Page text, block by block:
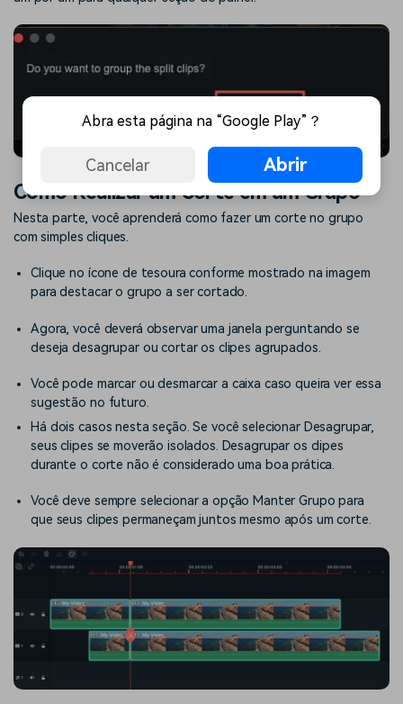
Como Realizar um Corte em um Grupo
Nesta parte, você aprenderá como fazer um corte no grupo
com simples cliques.
Clique no ícone de tesoura conforme mostrado na imagem
para destacar o grupo a ser cortado.
Agora, você deverá observar uma janela perguntando se
deseja desagrupar ou cortar os clipes agrupados.
Você pode marcar ou desmarcar a caixa caso queira ver essa
sugestão no futuro.
Há dois casos nesta seção. Se você selecionar Desagrupar,
seus clipes se moverão isolados. Desagrupar os clipes
durante o corte não é considerado uma boa prática.
Você deve sempre selecionar a opção Manter Grupo para
que seus clipes permaneçam juntos mesmo após um corte.
Abra esta página na “Google Play”？
Cancelar Abrir